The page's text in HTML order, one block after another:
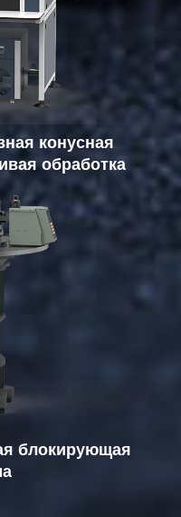
конусная
обработка
блокирующая